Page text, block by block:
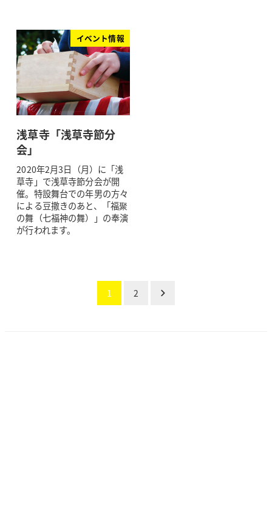
イベント情報
浅草寺「浅草寺節分
会」
2020年2月3日（月）に「浅
草寺」で浅草寺節分会が開
催。特設舞台での年男の方々
による豆撒きのあと、「福聚
の舞（七福神の舞）」の奉演
が行われます。
1 2